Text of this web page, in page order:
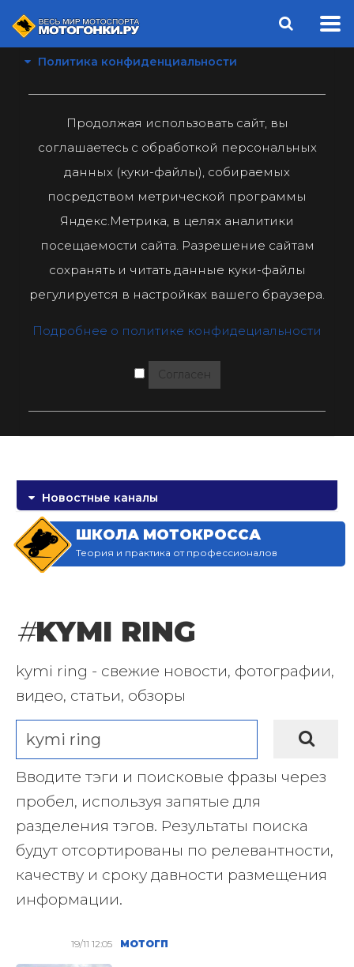
Политика конфиденциальности
Продолжая использовать сайт, вы
соглашаетесь с обработкой персональных
данных (куки-файлы), собираемых
посредством метрической программы
Яндекс.Метрика, в целях аналитики
посещаемости сайта. Разрешение сайтам
сохранять и читать данные куки-файлы
регулируется в настройках вашего браузера.
Подробнее о политике конфидециальности
Согласен
Новостные каналы
ШКОЛА МОТОКРОССА
Теория и практика от профессионалов
#KYMI RING
kymi ring - свежие новости, фотографии,
видео, статьи, обзоры
Вводите тэги и поисковые фразы через
пробел, используя запятые для
разделения тэгов. Результаты поиска
будут отсортированы по релевантности,
качеству и сроку давности размещения
информации.
19/11 12:05 МОТОГП